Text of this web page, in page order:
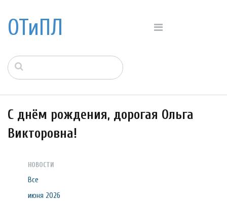
ОТиПЛ
С днём рождения, дорогая Ольга
Викторовна!
НОВОСТИ
Все
июня 2026